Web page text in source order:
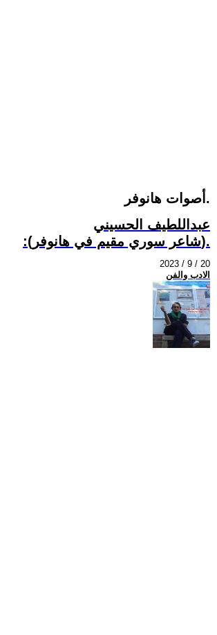
أصوات هانوفر.
عبداللطيف الحسيني
:(شاعر سوري مقيم في هانوفر).
2023 / 9 / 20
الادب والفن